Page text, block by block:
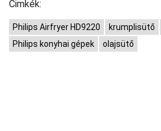
Cimkék:
Philips Airfryer HD9220 krumplisütő
Philips konyhai gépek
olajsütő